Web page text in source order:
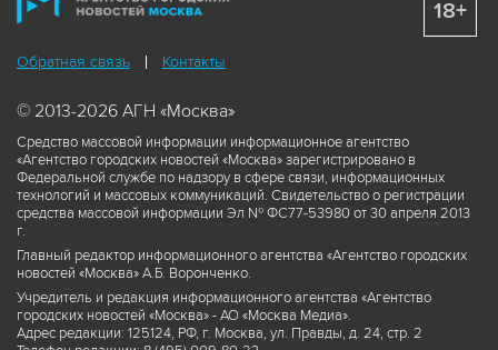
Обратная связь Контакты
© 2013-2026 АГН «Москва»
Средство массовой информации информационное агентство
«Агентство городских новостей «Москва» зарегистрировано в
Федеральной службе по надзору в сфере связи, информационных
технологий и массовых коммуникаций. Свидетельство о регистрации
средства массовой информации Эл № ФС77-53980 от 30 апреля 2013
г.
Главный редактор информационного агентства «Агентство городских
новостей «Москва» А.Б. Воронченко.
Учредитель и редакция информационного агентства «Агентство
городских новостей «Москва» - АО «Москва Медиа».
Адрес редакции: 125124, РФ, г. Москва, ул. Правды, д. 24, стр. 2
18+